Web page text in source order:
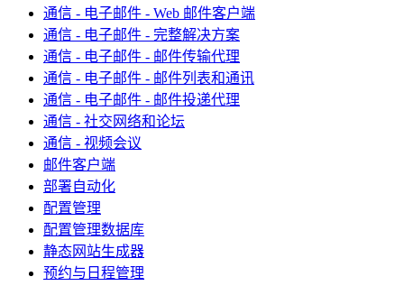
通信 - 电子邮件 - Web 邮件客户端
通信 - 电子邮件 - 完整解决方案
通信 - 电子邮件 - 邮件传输代理
通信 - 电子邮件 - 邮件列表和通讯
通信 - 电子邮件 - 邮件投递代理
通信 - 社交网络和论坛
通信 - 视频会议
邮件客户端
部署自动化
配置管理
配置管理数据库
静态网站生成器
预约与日程管理